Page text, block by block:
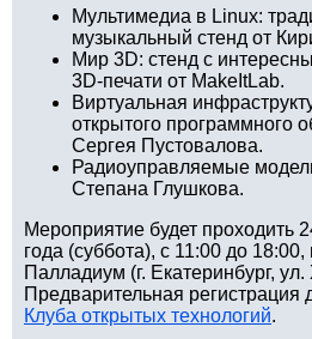
Мультимедиа в Linux:
музыкальный стенд от
Мир 3D: стенд с
3D-печати от MakeItLab.
Виртуальная
открытого программного
Сергея Пустовалова.
Радиоуправляемые
Степана Глушкова.
Мероприятие будет проходить
года (суббота), с 11:00 до
Палладиум (г. Екатеринбург,
Предварительная регистрация
Клуба открытых технологий.